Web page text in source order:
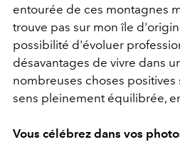
entourée de ces montagnes
trouve pas sur mon île
possibilité d'évoluer
désavantages de vivre dans
nombreuses choses positives
sens pleinement équilibrée,
Vous célébrez dans vos